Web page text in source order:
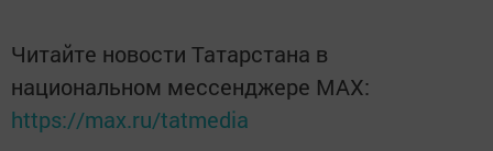
Читайте новости Татарстана в
национальном мессенджере MАХ:
https://max.ru/tatmedia